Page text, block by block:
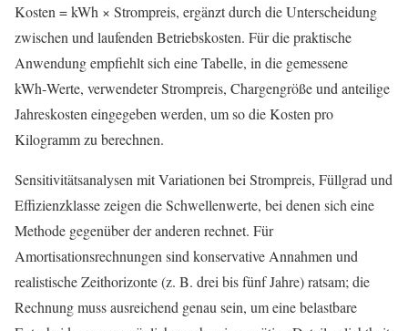
Kosten = kWh × Strompreis, ergänzt durch die Unterscheidung
zwischen und laufenden Betriebskosten. Für die praktische
Anwendung empfiehlt sich eine Tabelle, in die gemessene
kWh‑Werte, verwendeter Strompreis, Chargengröße und anteilige
Jahreskosten eingegeben werden, um so die Kosten pro
Kilogramm zu berechnen.
Sensitivitätsanalysen mit Variationen bei Strompreis, Füllgrad und
Effizienzklasse zeigen die Schwellenwerte, bei denen sich eine
Methode gegenüber der anderen rechnet. Für
Amortisationsrechnungen sind konservative Annahmen und
realistische Zeithorizonte (z. B. drei bis fünf Jahre) ratsam; die
Rechnung muss ausreichend genau sein, um eine belastbare